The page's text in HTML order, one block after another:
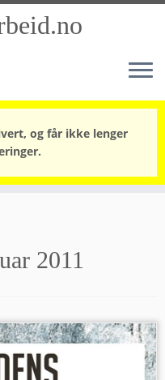
og får ikke lenger
2011